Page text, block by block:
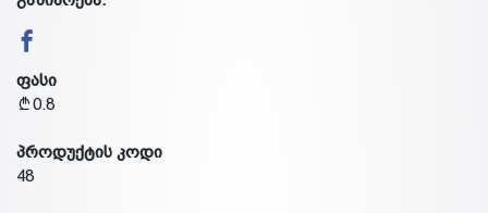
ფასი
0.8
პროდუქტის კოდი
48